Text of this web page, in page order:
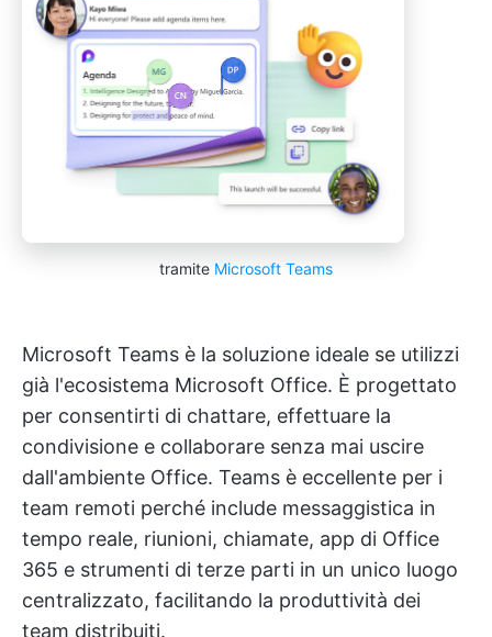
tramite Microsoft Teams
Microsoft Teams è la soluzione ideale se utilizzi
già l'ecosistema Microsoft Office. È progettato
per consentirti di chattare, effettuare la
condivisione e collaborare senza mai uscire
dall'ambiente Office. Teams è eccellente per i
team remoti perché include messaggistica in
tempo reale, riunioni, chiamate, app di Office
365 e strumenti di terze parti in un unico luogo
centralizzato, facilitando la produttività dei
team distribuiti.